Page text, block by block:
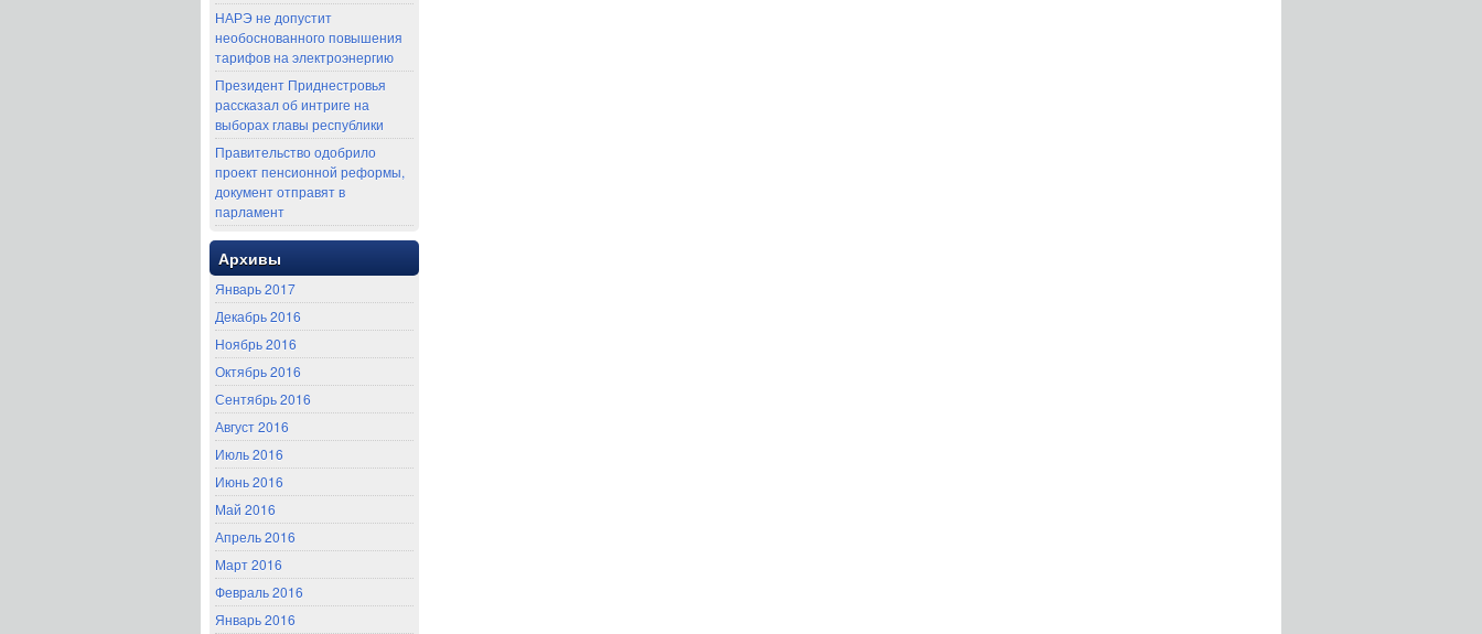
НАРЭ не допустит
необоснованного повышения
тарифов на электроэнергию
Президент Приднестровья
рассказал об интриге на
выборах главы республики
Правительство одобрило
проект пенсионной реформы,
документ отправят в
парламент
Архивы
Январь 2017
Декабрь 2016
Ноябрь 2016
Октябрь 2016
Сентябрь 2016
Август 2016
Июль 2016
Июнь 2016
Май 2016
Апрель 2016
Март 2016
Февраль 2016
Январь 2016